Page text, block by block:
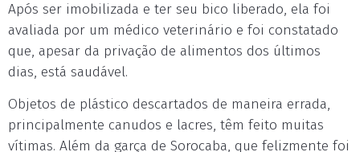
Após ser imobilizada e ter seu bico liberado, ela foi
avaliada por um médico veterinário e foi constatado
que, apesar da privação de alimentos dos últimos
dias, está saudável.
Objetos de plástico descartados de maneira errada,
principalmente canudos e lacres, têm feito muitas
vítimas. Além da garça de Sorocaba, que felizmente foi